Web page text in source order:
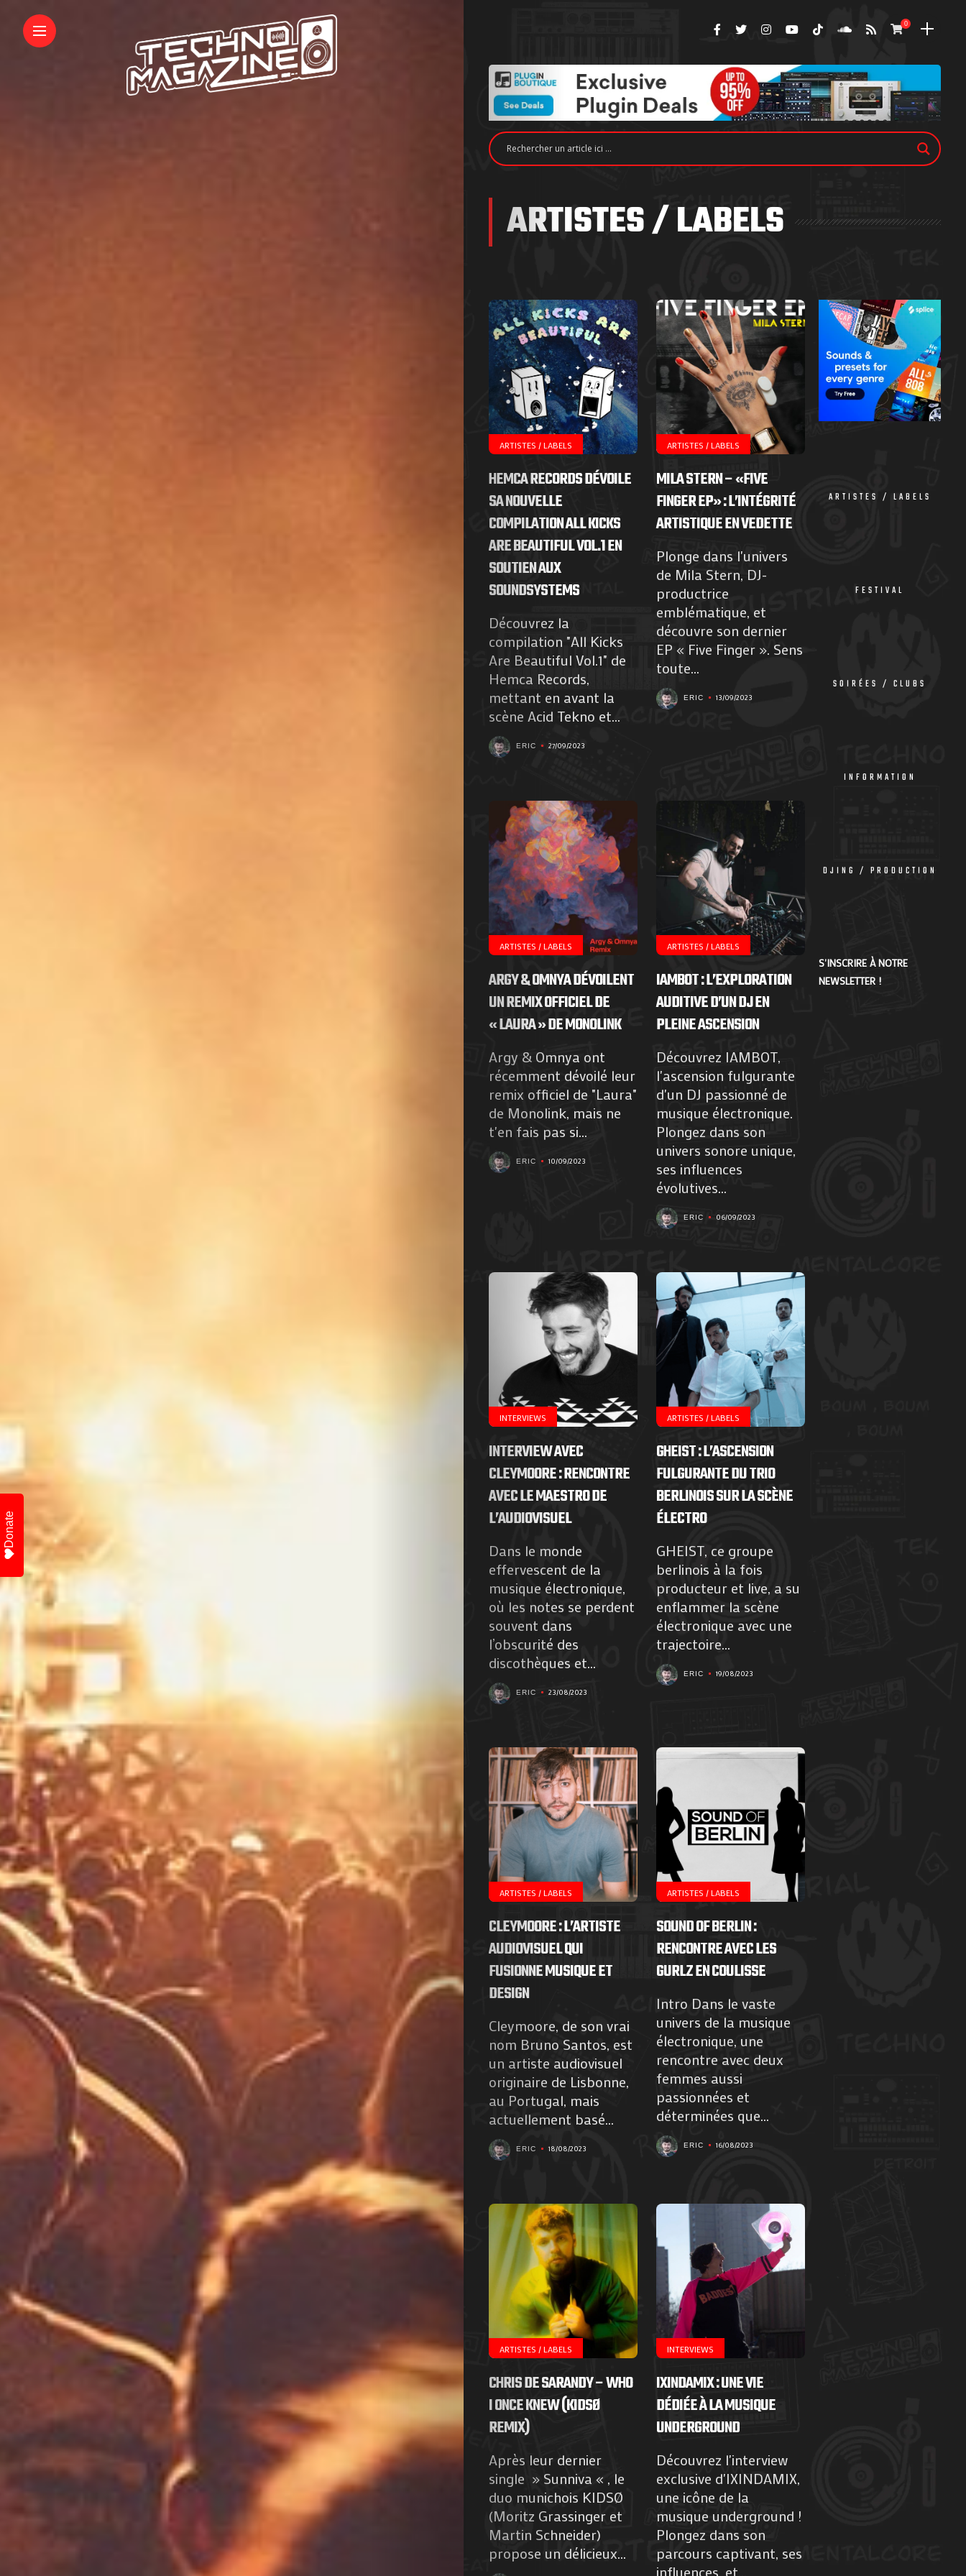
0
Agenda
Galerie
Photos
Magazine
À
Propos
de
Nous
Contactez-
nous
!
Search
ARTISTES / LABELS
ARTISTES / LABELS
HEMCA RECORDS DÉVOILE
SA NOUVELLE
COMPILATION ALL KICKS
ARE BEAUTIFUL VOL.1 EN
SOUTIEN AUX
SOUNDSYSTEMS
Découvrez la
compilation "All Kicks
Are Beautiful Vol.1" de
Hemca Records,
mettant en avant la
scène Acid Tekno et...
ERIC 27/09/2023
ARTISTES / LABELS
MILA STERN – «FIVE
FINGER EP» : L’INTÉGRITÉ
ARTISTIQUE EN VEDETTE
Plonge dans l'univers
de Mila Stern, DJ-
productrice
emblématique, et
découvre son dernier
EP « Five Finger ». Sens
toute...
ERIC 13/09/2023
ARTISTES / LABELS
ARGY & OMNYA DÉVOILENT
UN REMIX OFFICIEL DE
« LAURA » DE MONOLINK
Argy & Omnya ont
récemment dévoilé leur
remix officiel de "Laura"
de Monolink, mais ne
t'en fais pas si...
ERIC 10/09/2023
ARTISTES / LABELS
IAMBOT : L’EXPLORATION
AUDITIVE D’UN DJ EN
PLEINE ASCENSION
Découvrez IAMBOT,
l'ascension fulgurante
d'un DJ passionné de
musique électronique.
Plongez dans son
univers sonore unique,
ses influences
évolutives...
ERIC 06/09/2023
INTERVIEWS
INTERVIEW AVEC
CLEYMOORE : RENCONTRE
AVEC LE MAESTRO DE
L’AUDIOVISUEL
Dans le monde
effervescent de la
musique électronique,
où les notes se perdent
souvent dans
l’obscurité des
discothèques et...
ERIC 23/08/2023
ARTISTES / LABELS
GHEIST : L’ASCENSION
FULGURANTE DU TRIO
BERLINOIS SUR LA SCÈNE
ÉLECTRO
GHEIST, ce groupe
berlinois à la fois
producteur et live, a su
enflammer la scène
électronique avec une
trajectoire...
ERIC 19/08/2023
ARTISTES / LABELS
CLEYMOORE : L’ARTISTE
AUDIOVISUEL QUI
FUSIONNE MUSIQUE ET
DESIGN
Cleymoore, de son vrai
nom Bruno Santos, est
un artiste audiovisuel
originaire de Lisbonne,
au Portugal, mais
actuellement basé...
ERIC 18/08/2023
ARTISTES / LABELS
SOUND OF BERLIN :
RENCONTRE AVEC LES
GURLZ EN COULISSE
Intro Dans le vaste
univers de la musique
électronique, une
rencontre avec deux
femmes aussi
passionnées et
déterminées que...
ERIC 16/08/2023
ARTISTES / LABELS
CHRIS DE SARANDY – WHO
I ONCE KNEW (KIDSØ
REMIX)
Après leur dernier
single » Sunniva « , le
duo munichois KIDSØ
(Moritz Grassinger et
Martin Schneider)
propose un délicieux...
INTERVIEWS
IXINDAMIX : UNE VIE
DÉDIÉE À LA MUSIQUE
UNDERGROUND
Découvrez l'interview
exclusive d'IXINDAMIX,
une icône de la
musique underground !
Plongez dans son
parcours captivant, ses
influences, et...
ARTISTES / LABELS
FESTIVAL
SOIRÉES / CLUBS
INFORMATION
DJING / PRODUCTION
S'INSCRIRE À NOTRE
NEWSLETTER !
Donate